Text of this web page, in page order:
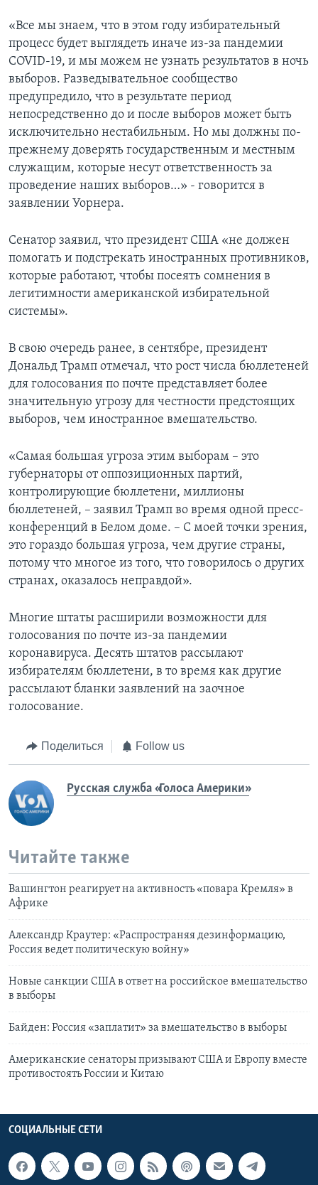
«Все мы знаем, что в этом году избирательный
процесс будет выглядеть иначе из-за пандемии
COVID-19, и мы можем не узнать результатов в ночь
выборов. Разведывательное сообщество
предупредило, что в результате период
непосредственно до и после выборов может быть
исключительно нестабильным. Но мы должны по-
прежнему доверять государственным и местным
служащим, которые несут ответственность за
проведение наших выборов…» - говорится в
заявлении Уорнера.
Сенатор заявил, что президент США «не должен
помогать и подстрекать иностранных противников,
которые работают, чтобы посеять сомнения в
легитимности американской избирательной
системы».
В свою очередь ранее, в сентябре, президент
Дональд Трамп отмечал, что рост числа бюллетеней
для голосования по почте представляет более
значительную угрозу для честности предстоящих
выборов, чем иностранное вмешательство.
«Самая большая угроза этим выборам – это
губернаторы от оппозиционных партий,
контролирующие бюллетени, миллионы
бюллетеней, – заявил Трамп во время одной пресс-
конференций в Белом доме. – С моей точки зрения,
это гораздо большая угроза, чем другие страны,
потому что многое из того, что говорилось о других
странах, оказалось неправдой».
Многие штаты расширили возможности для
голосования по почте из-за пандемии
коронавируса. Десять штатов рассылают
избирателям бюллетени, в то время как другие
рассылают бланки заявлений на заочное
голосование.
Поделиться Follow us
Русская служба «Голоса Америки»
Читайте также
Вашингтон реагирует на активность «повара Кремля» в
Африке
Александр Краутер: «Распространяя дезинформацию,
Россия ведет политическую войну»
Новые санкции США в ответ на российское вмешательство
в выборы
Байден: Россия «заплатит» за вмешательство в выборы
Американские сенаторы призывают США и Европу вместе
противостоять России и Китаю
СОЦИАЛЬНЫЕ СЕТИ